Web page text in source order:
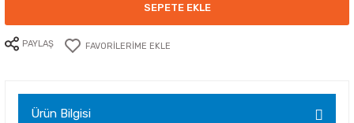
SEPETE EKLE
PAYLAŞ
Ürün Bilgisi